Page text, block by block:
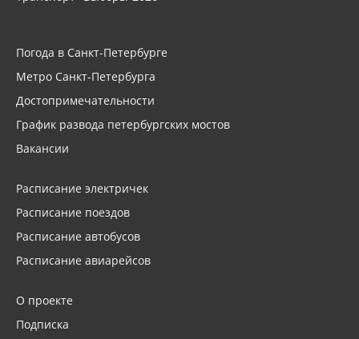
Погода в Санкт-Петербурге
Метро Санкт-Петербурга
Достопримечательности
График развода петербургских мостов
Вакансии
Расписание электричек
Расписание поездов
Расписание автобусов
Расписание авиарейсов
О проекте
Подписка